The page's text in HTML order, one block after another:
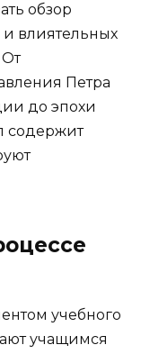
обзор
влиятельных
Петра
до эпохи
содержит
учебного
учащимся